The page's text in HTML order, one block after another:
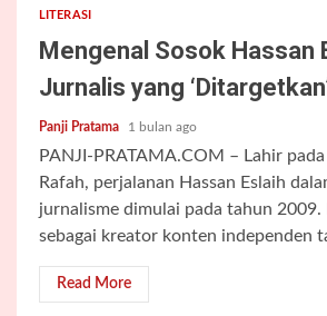
LITERASI
Mengenal Sosok Hassan
Jurnalis yang
Panji Pratama 1 bulan ago
PANJI-PRATAMA.COM – Lahir
Rafah, perjalanan Hassan Eslaih
jurnalisme dimulai pada tahun 2009.
sebagai kreator konten independen
Read More